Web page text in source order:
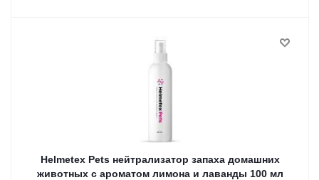
Helmetex Pets нейтрализатор запаха домашних
животных с ароматом лимона и лаванды 100 мл